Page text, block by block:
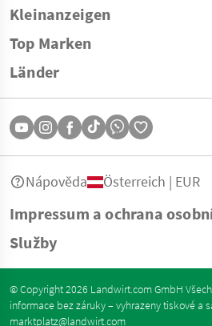
Kleinanzeigen
Top Marken
Länder
Impressum a ochrana
Služby
Nápověda Österreich | EUR
© Copyright 2026 Landwirt.com GmbH
informace bez záruky – vyhrazeny tiskové a
marktplatz@landwirt.com